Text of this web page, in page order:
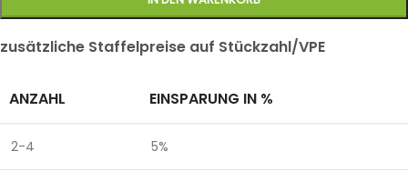
zusätzliche Staffelpreise auf Stückzahl/VPE
ANZAHL EINSPARUNG IN %
2-4 5%